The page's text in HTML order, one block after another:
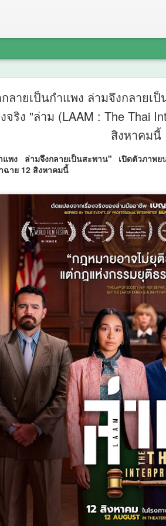
ลายเป็นกำแพง ล่ามจึงกลายเ
จริง "ล่าม (LAAM : The Thai
สิงหาคมนี้
แพง ล่ามจึงกลายเป็นสะพาน" เปิดตัวภา
ฉาย 12 สิงหาคมนี้
“จุลพันธ์” ส่งโฆษก
“พิพัฒน์ชัย” เปิด
โครงการ “กระทรวง
แรงงานสร้างโอกาส
AUG
7